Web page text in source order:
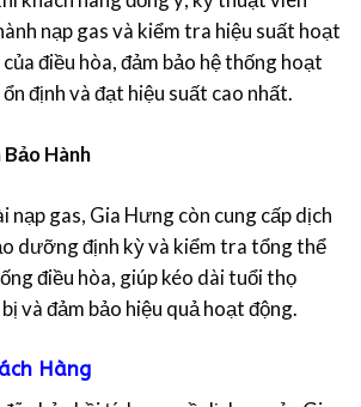
nạp gas và kiểm tra hiệu suất hoạt
điều hòa, đảm bảo hệ thống hoạt
định và đạt hiệu suất cao nhất.
Hành
nạp gas, Gia Hưng còn cung cấp dịch
dưỡng định kỳ và kiểm tra tổng thể
điều hòa, giúp kéo dài tuổi thọ
và đảm bảo hiệu quả hoạt động.
Hàng